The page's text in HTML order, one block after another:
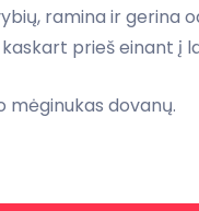
ramina ir gerina
prieš einant į
mėginukas dovanų.